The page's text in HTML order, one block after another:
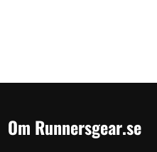
Om Runnersgear.se